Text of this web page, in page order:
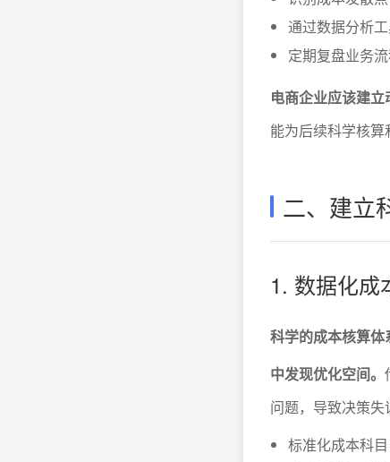
通过数据分析
定期复盘业务
电商企业应该建立
能为后续科学核算
二、建立
1. 数据化成
科学的成本核算
中发现优化空间。
问题，导致决策失
标准化成本科